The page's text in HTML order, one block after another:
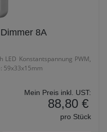
8A
LED Konstantspannung PWM,
59x33x15mm
Mein Preis inkl. UST:
88,80 €
pro Stück